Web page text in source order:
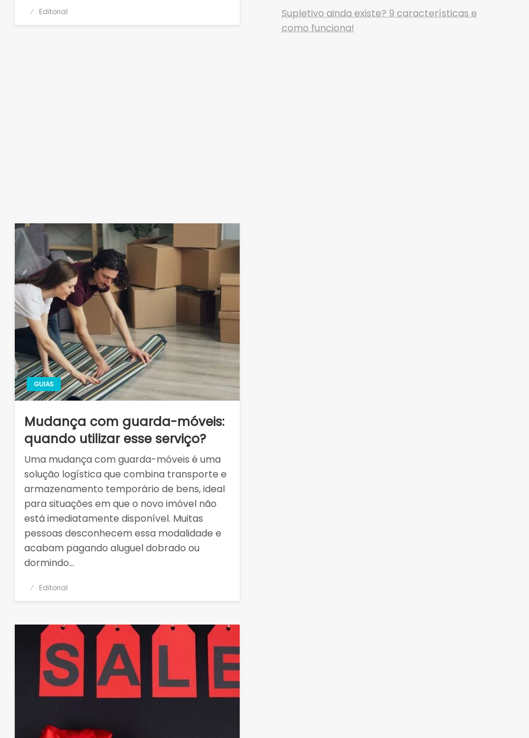
PostedEditorial
GUIAS
Mudança com guarda-móveis:
quando utilizar esse serviço?
Uma mudança com guarda-móveis é uma
solução logística que combina transporte e
armazenamento temporário de bens, ideal
para situações em que o novo imóvel não
está imediatamente disponível. Muitas
pessoas desconhecem essa modalidade e
acabam pagando aluguel dobrado ou
dormindo…
PostedEditorial
Supletivo ainda existe? 9 características e
como funciona!